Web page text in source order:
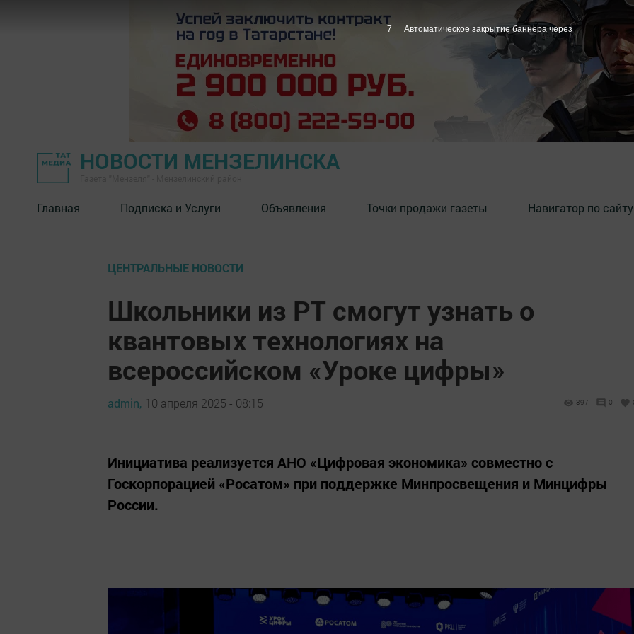
НОВОСТИ МЕНЗЕЛИНСКА
Главная Подписка и Услуги Объявления Точки продажи газеты Навигатор по сайту
ЦЕНТРАЛЬНЫЕ НОВОСТИ
Школьники из РТ смогут узнать о
квантовых технологиях на
всероссийском «Уроке цифры»
admin, 10 апреля 2025 - 08:15 397 0
Инициатива реализуется АНО «Цифровая экономика» совместно с
Госкорпорацией «Росатом» при поддержке Минпросвещения и Минцифры
России.
6 Автоматическое закрытие баннера через